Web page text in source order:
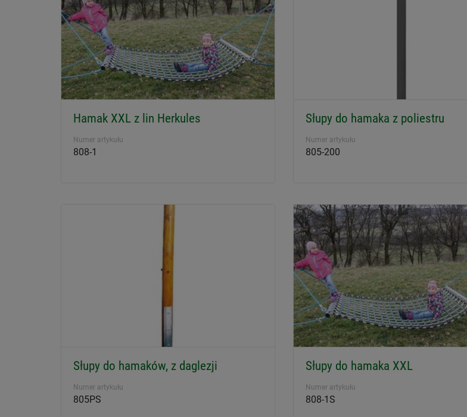
Hamak XXL z lin Herkules
Numer artykułu
808-1
Słupy do hamaka z poliestru
Numer artykułu
805-200
Słupy do hamaków, z daglezji
Numer artykułu
805PS
Słupy do hamaka XXL
Numer artykułu
808-1S